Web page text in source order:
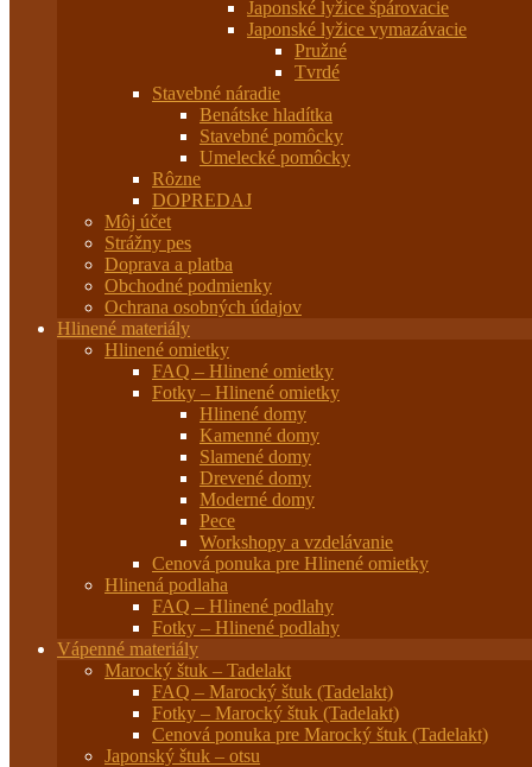
Japonské lyžice špárovacie
Japonské lyžice vymazávacie
Pružné
Tvrdé
Stavebné náradie
Benátske hladítka
Stavebné pomôcky
Umelecké pomôcky
Rôzne
DOPREDAJ
Môj účet
Strážny pes
Doprava a platba
Obchodné podmienky
Ochrana osobných údajov
Hlinené materiály
Hlinené omietky
FAQ – Hlinené omietky
Fotky – Hlinené omietky
Hlinené domy
Kamenné domy
Slamené domy
Drevené domy
Moderné domy
Pece
Workshopy a vzdelávanie
Cenová ponuka pre Hlinené omietky
Hlinená podlaha
FAQ – Hlinené podlahy
Fotky – Hlinené podlahy
Vápenné materiály
Marocký štuk – Tadelakt
FAQ – Marocký štuk (Tadelakt)
Fotky – Marocký štuk (Tadelakt)
Cenová ponuka pre Marocký štuk (Tadelakt)
Japonský štuk – otsu